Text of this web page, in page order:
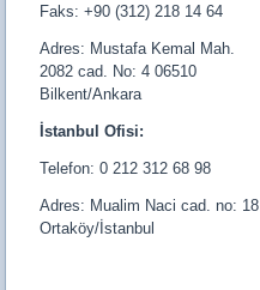
Faks: +90 (312) 218 14 64
Adres: Mustafa Kemal Mah.
2082 cad. No: 4 06510
Bilkent/Ankara
İstanbul Ofisi:
Telefon: 0 212 312 68 98
Adres: Mualim Naci cad. no: 18
Ortaköy/İstanbul